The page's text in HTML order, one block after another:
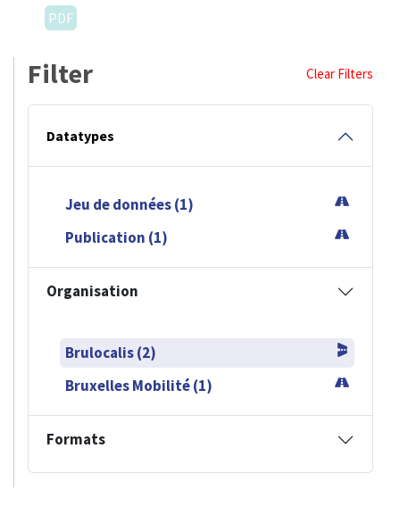
PDF
Filter Clear Filters
Datatypes
Jeu de données (1)
Publication (1)
Organisation
Brulocalis (2)
Bruxelles Mobilité (1)
Formats